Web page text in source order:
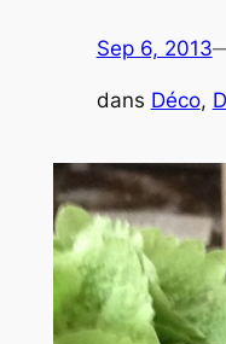
Sep 6, 2013
dans Déco,